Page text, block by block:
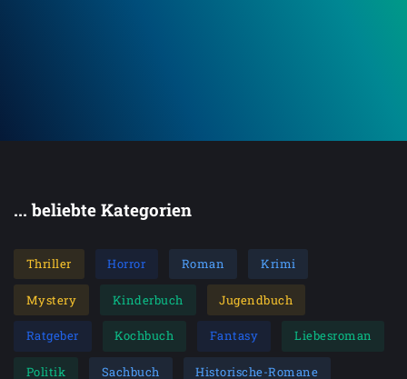
... beliebte Kategorien
Thriller Horror Roman Krimi
Mystery Kinderbuch Jugendbuch
Ratgeber Kochbuch Fantasy Liebesroman
Politik Sachbuch Historische-Romane